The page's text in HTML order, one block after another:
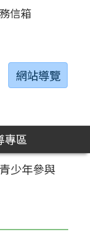
信箱
網站導覽
專區
少年參與